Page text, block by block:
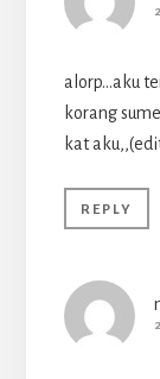
alorp…aku
korang
kat
REPLY